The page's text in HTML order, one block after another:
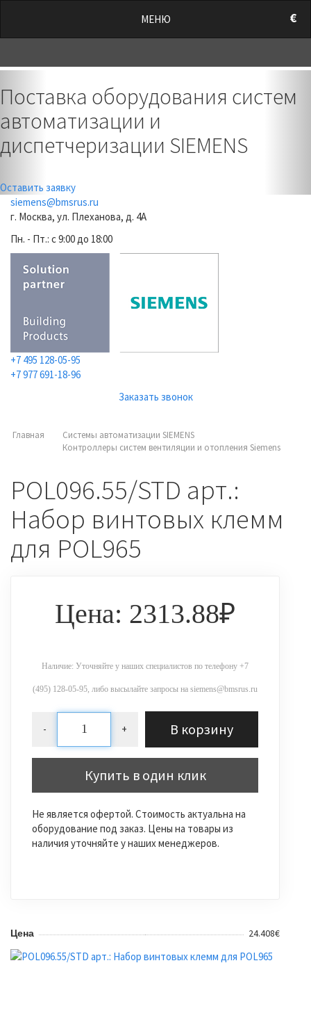
€
МЕНЮ
Поставка оборудования систем
автоматизации и
диспетчеризации SIEMENS
Оставить заявку
siemens@bmsrus.ru
г. Москва, ул. Плеханова, д. 4А
Пн. - Пт.: c 9:00 до 18:00
+7 495 128-05-95
+7 977 691-18-96
Заказать звонок
Главная
Системы автоматизации SIEMENS
Контроллеры систем вентиляции и отопления Siemens
POL096.55/STD арт.:
Набор винтовых клемм
для POL965
Цена: 2313.88₽
Наличие: Уточняйте у наших специалистов по телефону +7
(495) 128-05-95, либо высылайте запросы на siemens@bmsrus.ru
- + В корзину
Купить в один клик
Не является офертой. Стоимость актуальна на
оборудование под заказ. Цены на товары из
наличия уточняйте у наших менеджеров.
Цена 24.408€